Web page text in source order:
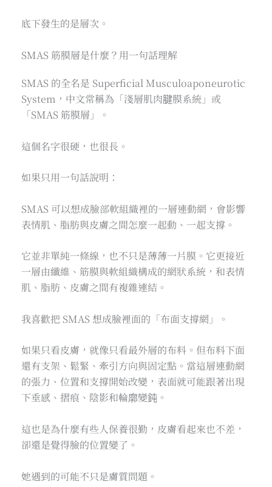
底下發生的是層次。
SMAS 筋膜層是什麼？用一句話理解
SMAS 的全名是 Superficial Musculoaponeurotic
System，中文常稱為「淺層肌肉腱膜系統」或
「SMAS 筋膜層」。
這個名字很硬，也很長。
如果只用一句話說明：
SMAS 可以想成臉部軟組織裡的一層連動網，會影響
表情肌、脂肪與皮膚之間怎麼一起動、一起支撐。
它並非單純一條線，也不只是薄薄一片膜。它更接近
一層由纖維、筋膜與軟組織構成的網狀系統，和表情
肌、脂肪、皮膚之間有複雜連結。
我喜歡把 SMAS 想成臉裡面的「布面支撐網」。
如果只看皮膚，就像只看最外層的布料。但布料下面
還有支架、鬆緊、牽引方向與固定點。當這層連動網
的張力、位置和支撐開始改變，表面就可能跟著出現
下垂感、摺痕、陰影和輪廓變鈍。
這也是為什麼有些人保養很勤，皮膚看起來也不差，
卻還是覺得臉的位置變了。
她遇到的可能不只是膚質問題。